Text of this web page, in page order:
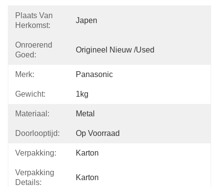
Plaats Van
Herkomst:
Japen
Onroerend
Goed:
Origineel Nieuw /used
Merk: Panasonic
Gewicht: 1kg
Materiaal: Metal
Doorlooptijd: Op Voorraad
Verpakking: Karton
Verpakking
Details:
Karton